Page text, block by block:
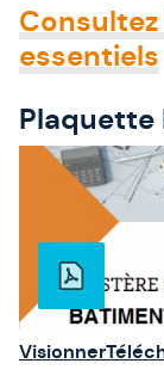
essentiels
Plaquette
Visionner